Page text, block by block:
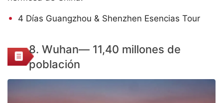
4 Días Guangzhou & Shenzhen Esencias Tour
8. Wuhan— 11,40 millones de
población